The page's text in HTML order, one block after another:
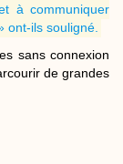
à communiquer
ont-ils souligné.
sans connexion
de grandes